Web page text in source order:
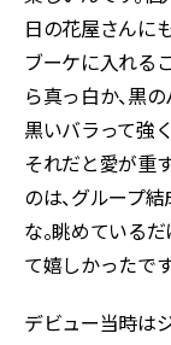
日の花屋さんに
ブーケに入れる
ら真っ白か、黒
黒いバラって強
それだと愛が重
のは、グループ
な。眺めている
て嬉しかったで
デビュー当時は